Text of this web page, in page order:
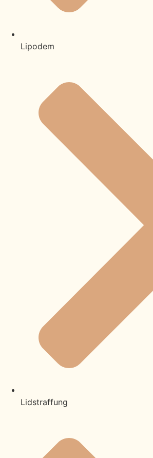
Lipodem
Lidstraffung